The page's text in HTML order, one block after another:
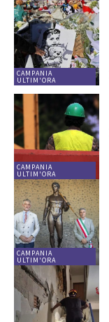
CAMPANIA
ULTIM'ORA
CAMPANIA
ULTIM'ORA
CAMPANIA
ULTIM'ORA